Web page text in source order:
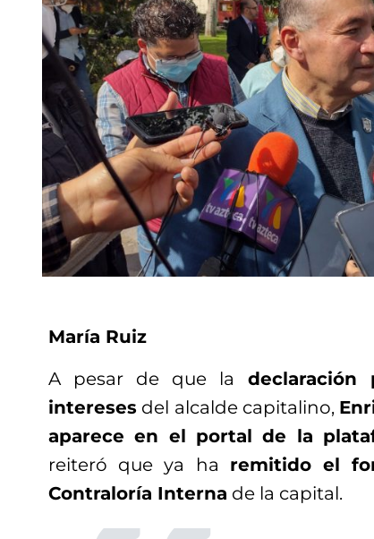
María Ruiz
A pesar de que la
intereses del alcalde capitalino,
aparece en el portal de la
reiteró que ya ha remitido el
Contraloría Interna de la capital.